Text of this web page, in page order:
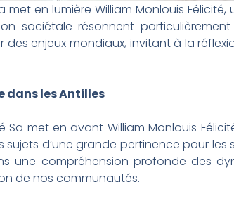
met en lumière William Monlouis
sociétale résonnent
enjeux mondiaux, invitant à la
dans les Antilles
Sa met en avant William Monlouis
d’une grande pertinence pour les
une compréhension profonde des
de nos communautés.